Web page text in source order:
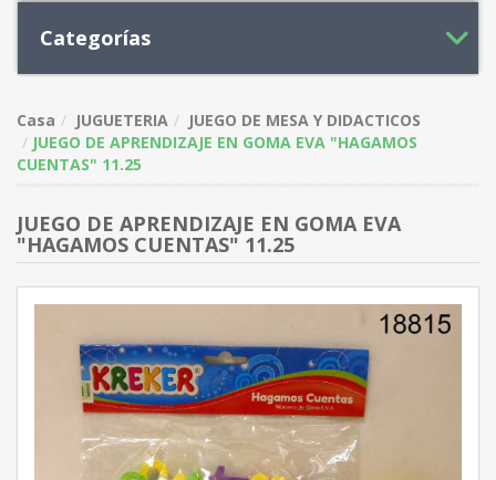
Categorías
Casa JUGUETERIA
JUEGO DE MESA Y DIDACTICOS
JUEGO DE APRENDIZAJE EN GOMA EVA "HAGAMOS
CUENTAS" 11.25
JUEGO DE APRENDIZAJE EN GOMA EVA
"HAGAMOS CUENTAS" 11.25